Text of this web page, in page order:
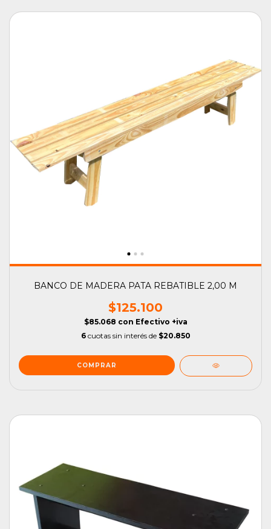
BANCO DE MADERA PATA REBATIBLE 2,00 M
$125.100
$85.068 con Efectivo +iva
6 cuotas sin interés de $20.850